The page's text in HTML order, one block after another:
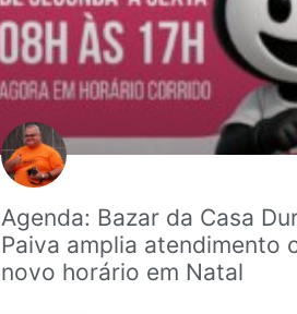
Agenda: Bazar da Casa
Paiva amplia atendimento
novo horário em Natal